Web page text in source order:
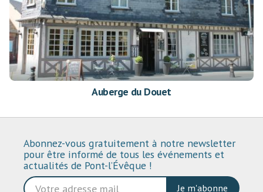
Auberge du Douet
Abonnez-vous gratuitement à notre newsletter
pour être informé de tous les événements et
actualités de Pont-l’Évêque !
Je m'abonne